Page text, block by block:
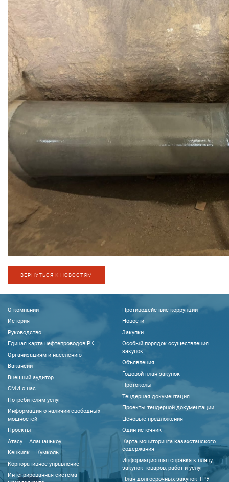
ВЕРНУТЬСЯ К НОВОСТЯМ
О компании
История
Руководство
Единая карта нефтепроводов РК
Организациям и населению
Вакансии
Внешний аудитор
CМИ о нас
Потребителям услуг
Информация о наличии свободных
мощностей
Проекты
Атасу – Алашанькоу
Кенкияк – Кумколь
Корпоративное управление
Интегрированная система
Противодействие коррупции
Новости
Закупки
Особый порядок осуществления
закупок
Объявления
Годовой план закупок
Протоколы
Тендерная документация
Проекты тендерной документации
Ценовые предложения
Один источник
Карта мониторинга казахстанского
содержания
Информационная справка к плану
закупок товаров, работ и услуг
План долгосрочных закупок ТРУ